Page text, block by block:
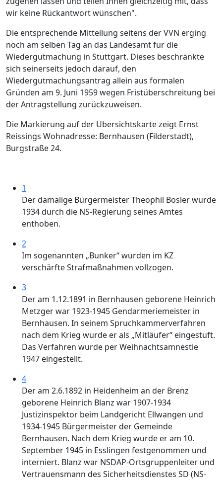
wir keine Rückantwort wünschen".
Die entsprechende Mitteilung seitens der VVN erging
noch am selben Tag an das Landesamt für die
Wiedergutmachung in Stuttgart. Dieses beschränkte
sich seinerseits jedoch darauf, den
Wiedergutmachungsantrag allein aus formalen
Gründen am 9. Juni 1959 wegen Fristüberschreitung bei
der Antragstellung zurückzuweisen.
Die Markierung auf der Übersichtskarte zeigt Ernst
Reissings Wohnadresse: Bernhausen (Filderstadt),
Burgstraße 24.
1
Der damalige Bürgermeister Theophil Bosler wurde
1934 durch die NS-Regierung seines Amtes
enthoben.
2
Im sogenannten „Bunker“ wurden im KZ
verschärfte Strafmaßnahmen vollzogen.
3
Der am 1.12.1891 in Bernhausen geborene Heinrich
Metzger war 1923-1945 Gendarmeriemeister in
Bernhausen. In seinem Spruchkammerverfahren
nach dem Krieg wurde er als „Mitläufer“ eingestuft.
Das Verfahren wurde per Weihnachtsamnestie
1947 eingestellt.
4
Der am 2.6.1892 in Heidenheim an der Brenz
geborene Heinrich Blanz war 1907-1934
Justizinspektor beim Landgericht Ellwangen und
1934-1945 Bürgermeister der Gemeinde
Bernhausen. Nach dem Krieg wurde er am 10.
September 1945 in Esslingen festgenommen und
interniert. Blanz war NSDAP-Ortsgruppenleiter und
Vertrauensmann des Sicherheitsdienstes SD (NS-